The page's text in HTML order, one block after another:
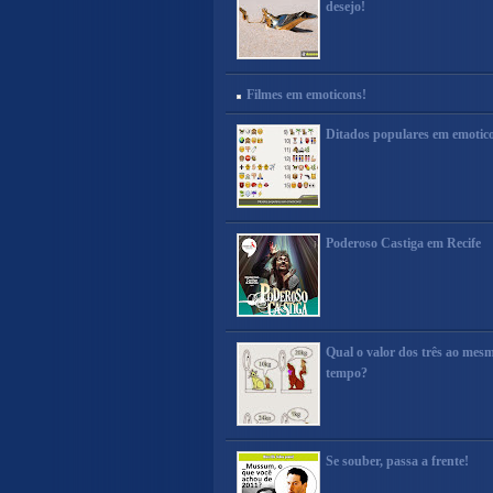
desejo!
Filmes em emoticons!
Ditados populares em
Poderoso Castiga em Recife
Qual o valor dos três ao
tempo?
Se souber, passa a frente!